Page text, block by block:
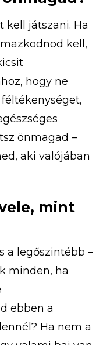
kell játszani. Ha
kell,
hogy ne
önmagad –
aki valójában
mint
a legőszintébb –
minden, ha
ebben a
Ha nem a